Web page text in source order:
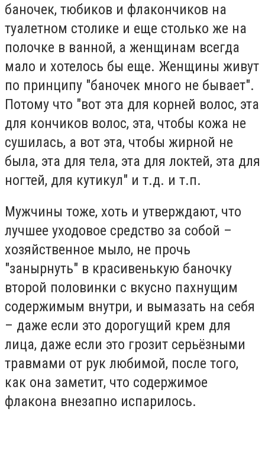
баночек, тюбиков и флакончиков на
туалетном столике и еще столько же на
полочке в ванной, а женщинам всегда
мало и хотелось бы еще. Женщины живут
по принципу "баночек много не бывает".
Потому что "вот эта для корней волос, эта
для кончиков волос, эта, чтобы кожа не
сушилась, а вот эта, чтобы жирной не
была, эта для тела, эта для локтей, эта для
ногтей, для кутикул" и т.д. и т.п.
Мужчины тоже, хоть и утверждают, что
лучшее уходовое средство за собой –
хозяйственное мыло, не прочь
"занырнуть" в красивенькую баночку
второй половинки с вкусно пахнущим
содержимым внутри, и вымазать на себя
– даже если это дорогущий крем для
лица, даже если это грозит серьёзными
травмами от рук любимой, после того,
как она заметит, что содержимое
флакона внезапно испарилось.